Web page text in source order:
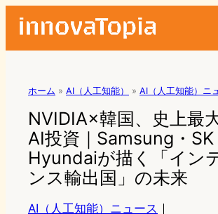
ホーム » AI（人工知能） » AI（人工知能）ニ
NVIDIA×韓国、史上最
AI投資｜Samsung・SK
Hyundaiが描く「イン
ンス輸出国」の未来
AI（人工知能）ニュース ｜